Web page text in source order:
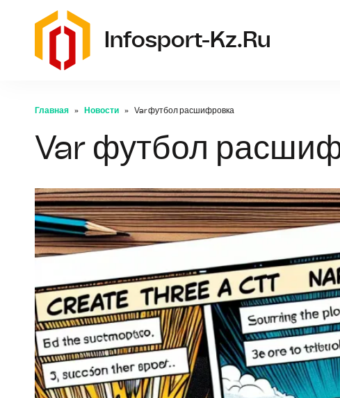
Infosport-Kz.ru
Главная Новости Var футбол расшифровка
Var футбол